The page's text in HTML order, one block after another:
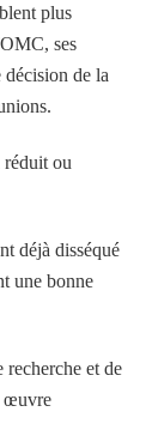
plus
ses
décision de la
réduit ou
déjà disséqué
une bonne
et de
œuvre